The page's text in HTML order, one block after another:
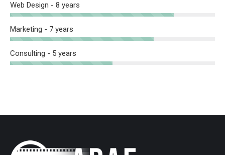
Web Design - 8 years
Marketing - 7 years
Consulting - 5 years